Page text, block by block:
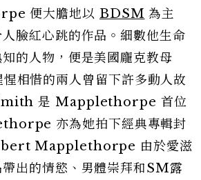
便大膽地以 BDSM 為主
臉紅心跳的作品。細數他生命
的人物，便是美國龐克教母
相惜的兩人曾留下許多動人故
是 Mapplethorpe 首位
亦為她拍下經典專輯封
Mapplethorpe 由於愛滋
出的情慾、男體崇拜和SM露